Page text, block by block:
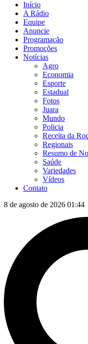
Início
A Rádio
Equipe
Anuncie
Programação
Promoções
Notícias
Agro
Economia
Esporte
Estadual
Fotos
Juara
Mundo
Policia
Receita da
Regionais
Resumo de
Saúde
Variedades
Vídeos
Contato
8 de agosto de 2026 01:44